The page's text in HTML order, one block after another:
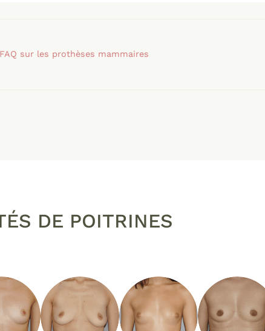
FAQ sur les prothèses mammaires
DE POITRINES